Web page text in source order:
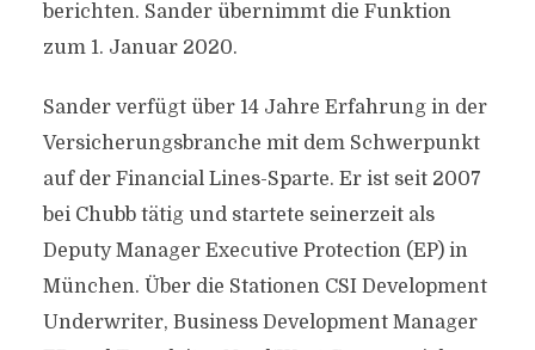
berichten. Sander übernimmt die Funktion
zum 1. Januar 2020.
Sander verfügt über 14 Jahre Erfahrung in der
Versicherungsbranche mit dem Schwerpunkt
auf der Financial Lines-Sparte. Er ist seit 2007
bei Chubb tätig und startete seinerzeit als
Deputy Manager Executive Protection (EP) in
München. Über die Stationen CSI Development
Underwriter, Business Development Manager